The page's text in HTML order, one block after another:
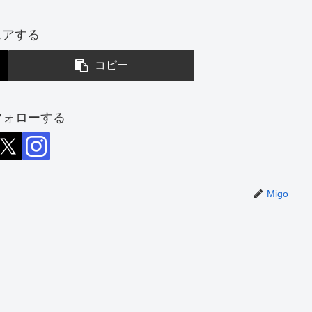
する
コピー
ローする
Migo